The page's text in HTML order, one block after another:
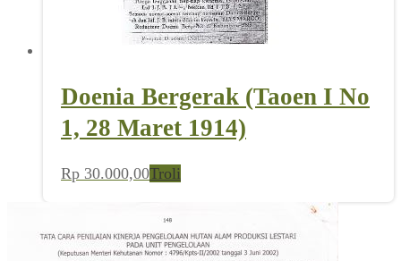
Doenia Bergerak (Taoen I No
1, 28 Maret 1914)
Rp 30.000,00Troli